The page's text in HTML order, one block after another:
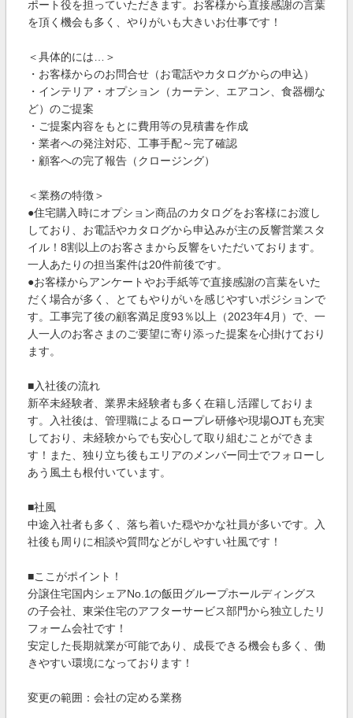
ポート役を担っていただきます。お客様から直接感謝の言葉
を頂く機会も多く、やりがいも大きいお仕事です！
＜具体的には…＞
・お客様からのお問合せ（お電話やカタログからの申込）
・インテリア・オプション（カーテン、エアコン、食器棚な
ど）のご提案
・ご提案内容をもとに費用等の見積書を作成
・業者への発注対応、工事手配～完了確認
・顧客への完了報告（クロージング）
＜業務の特徴＞
●住宅購入時にオプション商品のカタログをお客様にお渡し
しており、お電話やカタログから申込みが主の反響営業スタ
イル！8割以上のお客さまから反響をいただいております。
一人あたりの担当案件は20件前後です。
●お客様からアンケートやお手紙等で直接感謝の言葉をいた
だく場合が多く、とてもやりがいを感じやすいポジションで
す。工事完了後の顧客満足度93％以上（2023年4月）で、一
人一人のお客さまのご要望に寄り添った提案を心掛けており
ます。
■入社後の流れ
新卒未経験者、業界未経験者も多く在籍し活躍しておりま
す。入社後は、管理職によるロープレ研修や現場OJTも充実
しており、未経験からでも安心して取り組むことができま
す！また、独り立ち後もエリアのメンバー同士でフォローし
あう風土も根付いています。
■社風
中途入社者も多く、落ち着いた穏やかな社員が多いです。入
社後も周りに相談や質問などがしやすい社風です！
■ここがポイント！
分譲住宅国内シェアNo.1の飯田グループホールディングス
の子会社、東栄住宅のアフターサービス部門から独立したリ
フォーム会社です！
安定した長期就業が可能であり、成長できる機会も多く、働
きやすい環境になっております！
変更の範囲：会社の定める業務